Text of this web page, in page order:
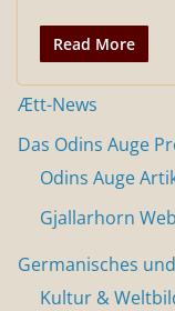
Read More
Ætt-News
Das Odins Auge
Odins Auge
Gjallarhorn
Germanisches
Kultur &